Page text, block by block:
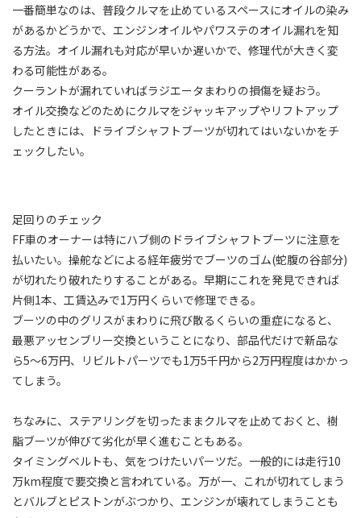
一番簡単なのは、普段クルマを止めているスペースにオイルの染み
があるかどうかで、エンジンオイルやパワステのオイル漏れを知
る方法。オイル漏れも対応が早いか遅いかで、修理代が大きく変
わる可能性がある。
クーラントが漏れていればラジエータまわりの損傷を疑おう。
オイル交換などのためにクルマをジャッキアップやリフトアップ
したときには、ドライブシャフトブーツが切れてはいないかをチ
ェックしたい。
足回りのチェック
FF車のオーナーは特にハブ側のドライブシャフトブーツに注意を
払いたい。操舵などによる経年疲労でブーツのゴム(蛇腹の谷部分)
が切れたり破れたりすることがある。早期にこれを発見できれば
片側1本、工賃込みで1万円くらいで修理できる。
ブーツの中のグリスがまわりに飛び散るくらいの重症になると、
最悪アッセンブリー交換ということになり、部品代だけで新品な
ら5～6万円、リビルトパーツでも1万5千円から2万円程度はかかっ
てしまう。
ちなみに、ステアリングを切ったままクルマを止めておくと、樹
脂ブーツが伸びて劣化が早く進むこともある。
タイミングベルトも、気をつけたいパーツだ。一般的には走行10
万km程度で要交換と言われている。万が一、これが切れてしまう
とバルブとピストンがぶつかり、エンジンが壊れてしまうことも